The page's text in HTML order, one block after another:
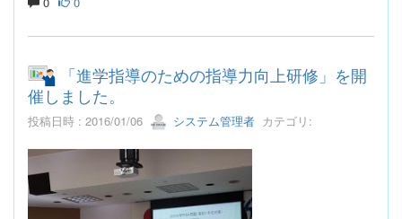
「進学指導のための指導力向上研修」を開
催しました。
投稿日時 : 2016/01/06 システム管理者 カテゴリ: